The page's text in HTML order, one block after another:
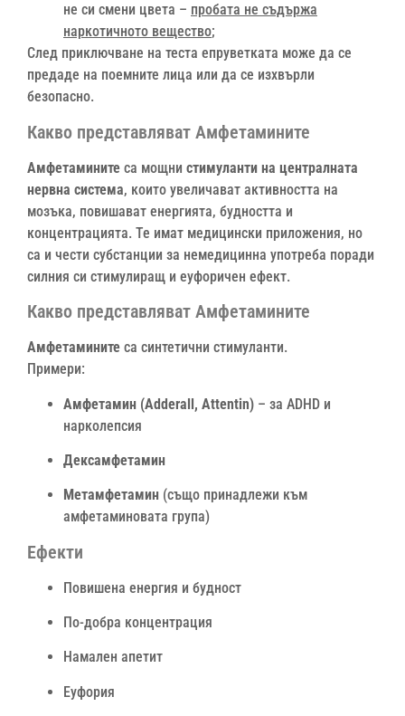
не си смени цвета – пробата не съдържа
наркотичното вещество;
След приключване на теста епруветката може да се
предаде на поемните лица или да се изхвърли
безопасно.
Какво представляват Амфетамините
Амфетамините са мощни стимуланти на централната
нервна система, които увеличават активността на
мозъка, повишават енергията, будността и
концентрацията. Те имат медицински приложения, но
са и чести субстанции за немедицинна употреба поради
силния си стимулиращ и еуфоричен ефект.
Какво представляват Амфетамините
Амфетамините са синтетични стимуланти.
Примери:
Амфетамин (Adderall, Attentin) – за ADHD и
нарколепсия
Дексамфетамин
Метамфетамин (също принадлежи към
амфетаминовата група)
Ефекти
Повишена енергия и будност
По-добра концентрация
Намален апетит
Еуфория